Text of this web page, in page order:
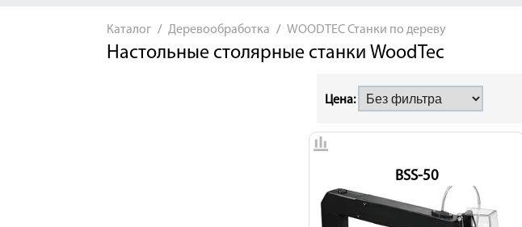
Каталог Деревообработка WOODTEC Станки по дереву
Настольные столярные станки WoodTec
Цена:
BSS-50